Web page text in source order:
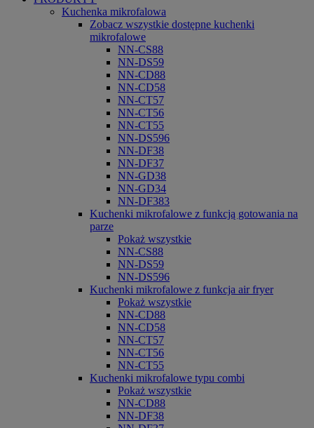
Kuchenka mikrofalowa
Zobacz wszystkie dostępne kuchenki
mikrofalowe
NN-CS88
NN-DS59
NN-CD88
NN-CD58
NN-CT57
NN-CT56
NN-CT55
NN-DS596
NN-DF38
NN-DF37
NN-GD38
NN-GD34
NN-DF383
Kuchenki mikrofalowe z funkcją gotowania na
parze
Pokaż wszystkie
NN-CS88
NN-DS59
NN-DS596
Kuchenki mikrofalowe z funkcja air fryer
Pokaż wszystkie
NN-CD88
NN-CD58
NN-CT57
NN-CT56
NN-CT55
Kuchenki mikrofalowe typu combi
Pokaż wszystkie
NN-CD88
NN-DF38